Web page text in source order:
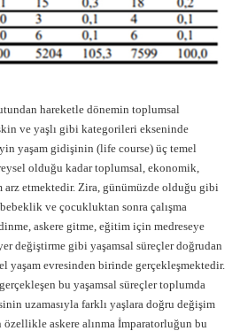
hareketle dönemin toplumsal
ve yaşlı gibi kategorileri ekseninde
yaşam gidişinin (life course) üç temel
olduğu kadar toplumsal, ekonomik,
arz etmektedir. Zira, günümüzde olduğu gibi
ve çocukluktan sonra çalışma
askere gitme, eğitim için medreseye
değiştirme gibi yaşamsal süreçler doğrudan
yaşam evresinden birinde gerçekleşmektedir.
bu yaşamsal süreçler toplumda
uzamasıyla farklı yaşlara doğru değişim
askere alınma İmparatorluğun bu